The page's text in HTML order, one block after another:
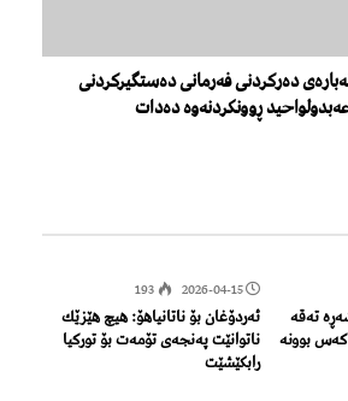
دەركردنی فەرمانی دەستگیركردنی
ڕوونکردنەوە دەدات
تەقە
دروست بوو و زیاتر لە 10 کەس بوونە
2026-04-15
193
ئەردۆغان بۆ ناتانیاهۆ: هیچ هێزێك
ناتوانێت پەنجەى تۆمەت بۆ تورکیا
رابکێشێت